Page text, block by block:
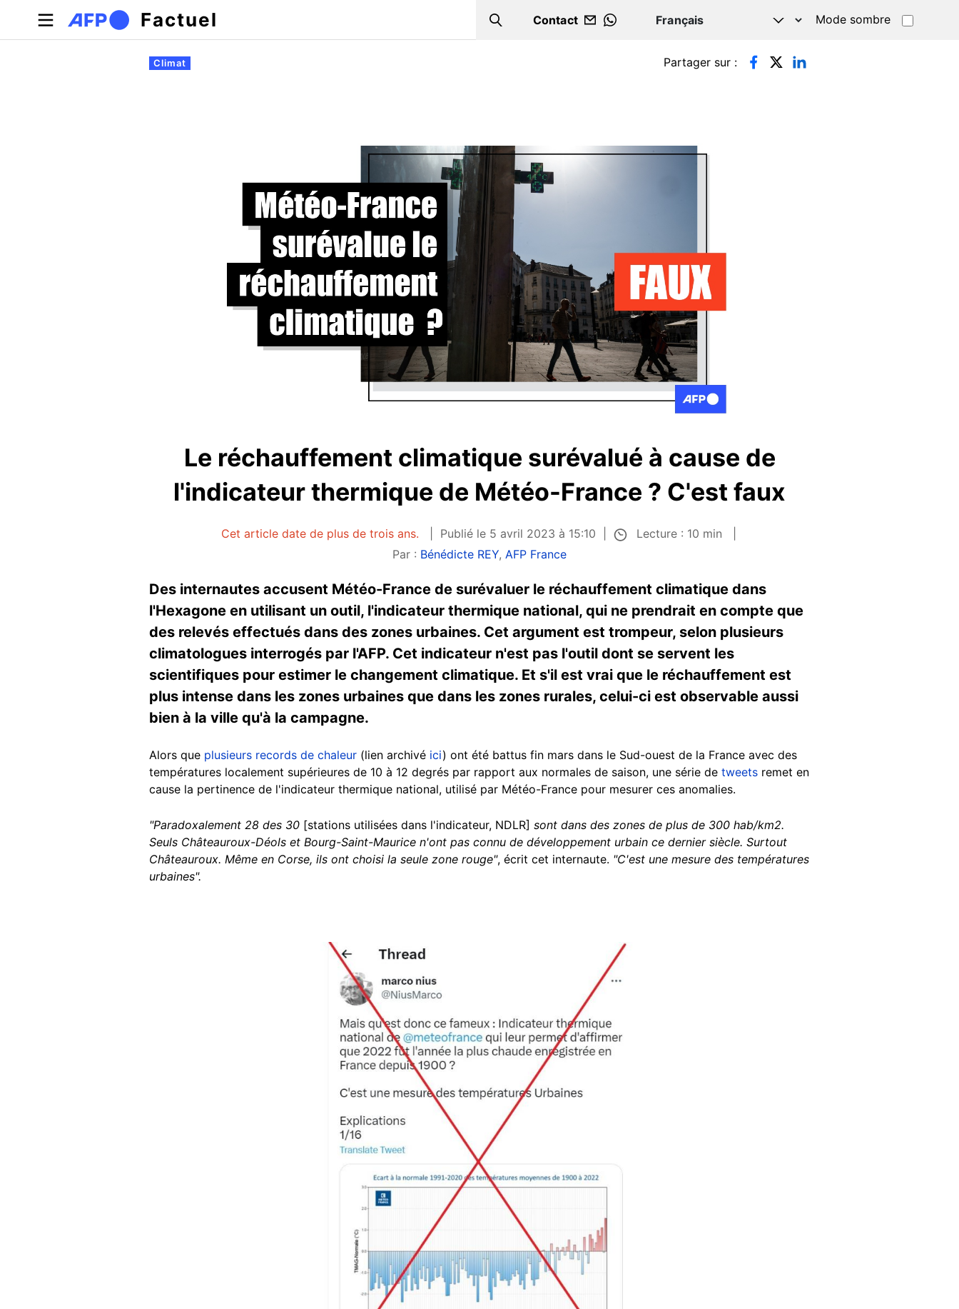
Aller au contenu principal
Factuel Search
Contact
WHATSAPP
Mode sombre
Onglets principaux
Climat Partager sur :
Le réchauffement climatique surévalué à cause de
l'indicateur thermique de Météo-France ? C'est faux
Cet article date de plus de trois ans. Publié le 5 avril 2023 à 15:10
Lecture : 10 min
Par : Bénédicte REY, AFP France
Des internautes accusent Météo-France de surévaluer le réchauffement climatique dans
l'Hexagone en utilisant un outil, l'indicateur thermique national, qui ne prendrait en compte que
des relevés effectués dans des zones urbaines. Cet argument est trompeur, selon plusieurs
climatologues interrogés par l'AFP. Cet indicateur n'est pas l'outil dont se servent les
scientifiques pour estimer le changement climatique. Et s'il est vrai que le réchauffement est
plus intense dans les zones urbaines que dans les zones rurales, celui-ci est observable aussi
bien à la ville qu'à la campagne.
Alors que plusieurs records de chaleur (lien archivé ici) ont été battus fin mars dans le Sud-ouest de la France avec des
températures localement supérieures de 10 à 12 degrés par rapport aux normales de saison, une série de tweets remet en
cause la pertinence de l'indicateur thermique national, utilisé par Météo-France pour mesurer ces anomalies.
"Paradoxalement 28 des 30 [stations utilisées dans l'indicateur, NDLR] sont dans des zones de plus de 300 hab/km2.
Seuls Châteauroux-Déols et Bourg-Saint-Maurice n'ont pas connu de développement urbain ce dernier siècle. Surtout
Châteauroux. Même en Corse, ils ont choisi la seule zone rouge", écrit cet internaute. "C'est une mesure des températures
urbaines".